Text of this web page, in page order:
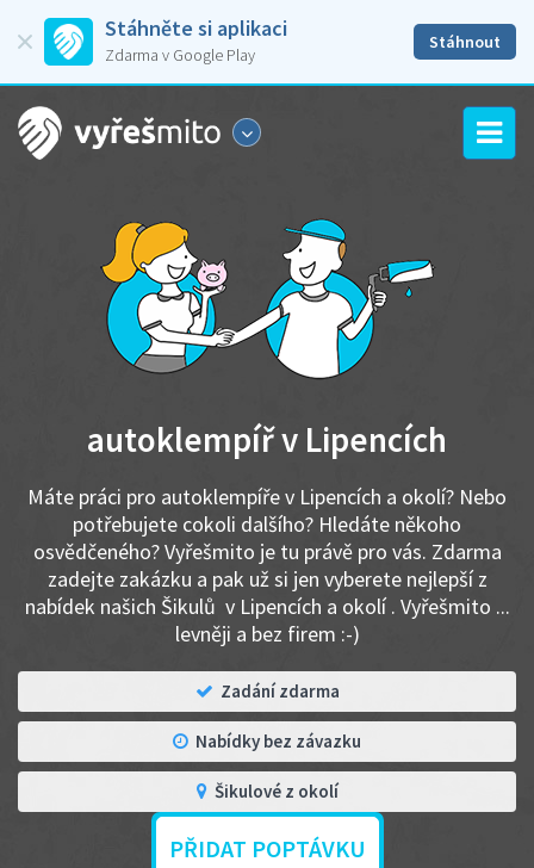
Stáhněte si aplikaci
Zdarma v Google Play
Stáhnout
autoklempíř v Lipencích
Máte práci pro autoklempíře v Lipencích a okolí? Nebo
potřebujete cokoli dalšího? Hledáte někoho
osvědčeného? Vyřešmito je tu právě pro vás. Zdarma
zadejte zakázku a pak už si jen vyberete nejlepší z
nabídek našich Šikulů v Lipencích a okolí . Vyřešmito ...
levněji a bez firem :-)
Zadání zdarma
Nabídky bez závazku
Šikulové z okolí
PŘIDAT POPTÁVKU